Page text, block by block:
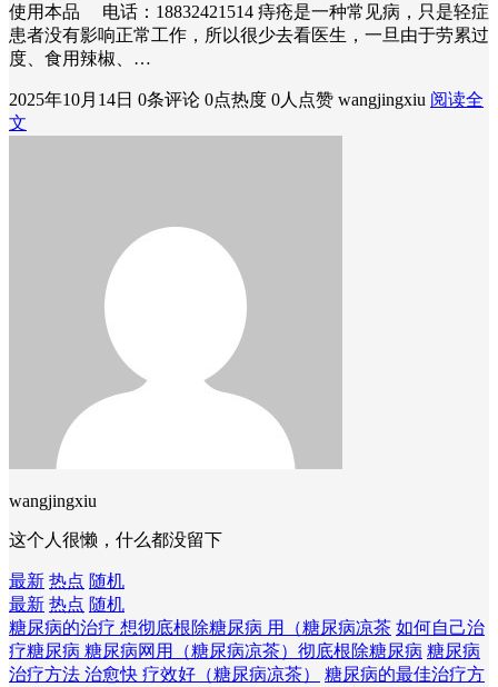
使用本品 电话：18832421514 痔疮是一种常见病，只是轻症
患者没有影响正常工作，所以很少去看医生，一旦由于劳累过
度、食用辣椒、…
2025年10月14日 0条评论 0点热度 0人点赞 wangjingxiu 阅读全
文
wangjingxiu
这个人很懒，什么都没留下
最新 热点 随机
最新 热点 随机
糖尿病的治疗 想彻底根除糖尿病 用（糖尿病凉茶 如何自己治
疗糖尿病 糖尿病网用（糖尿病凉茶）彻底根除糖尿病 糖尿病
治疗方法 治愈快 疗效好（糖尿病凉茶）
糖尿病的最佳治疗方